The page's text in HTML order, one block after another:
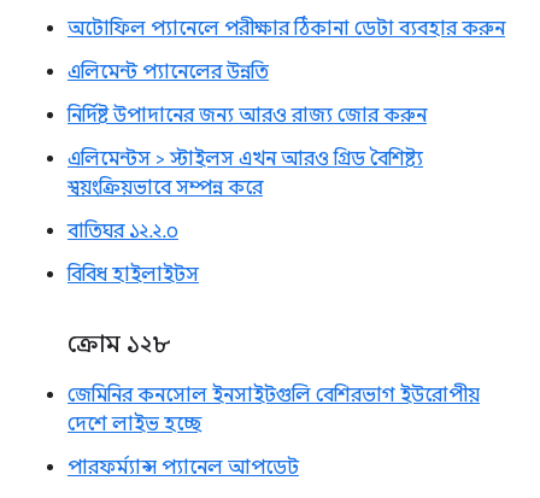
অটোফিল প্যানেলে পরীক্ষার ঠিকানা ডেটা ব্যবহার করুন
এলিমেন্ট প্যানেলের উন্নতি
নির্দিষ্ট উপাদানের জন্য আরও রাজ্য জোর করুন
এলিমেন্টস > স্টাইলস এখন আরও গ্রিড বৈশিষ্ট্য
স্বয়ংক্রিয়ভাবে সম্পন্ন করে
বাতিঘর ১২.২.০
বিবিধ হাইলাইটস
ক্রোম ১২৮
জেমিনির কনসোল ইনসাইটগুলি বেশিরভাগ ইউরোপীয়
দেশে লাইভ হচ্ছে
পারফর্ম্যান্স প্যানেল আপডেট